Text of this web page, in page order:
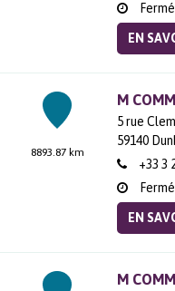
Fermé
EN
8893.87 km
M
5 rue
59140
+33 3
Fermé
EN
M